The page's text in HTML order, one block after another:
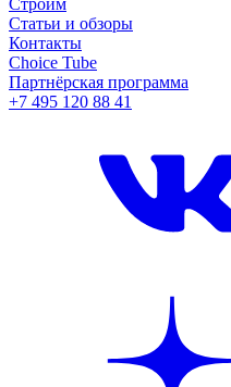
Строим
Статьи и обзоры
Контакты
Choice Tube
Партнёрская программа
+7 495 120 88 41